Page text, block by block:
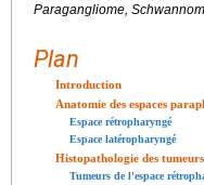
Paragangliome,
Plan
Introduction
Anatomie des espaces
Espace rétropharyngé
Espace latéropharyngé
Histopathologie des
Tumeurs de l'espace